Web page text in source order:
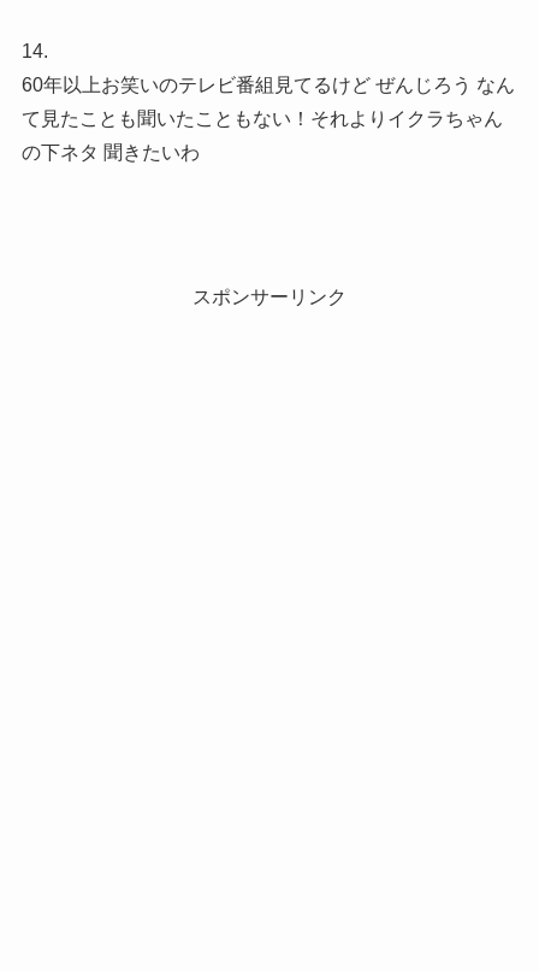
14.
60年以上お笑いのテレビ番組見てるけど ぜんじろう なん
て見たことも聞いたこともない！それよりイクラちゃん
の下ネタ 聞きたいわ
スポンサーリンク